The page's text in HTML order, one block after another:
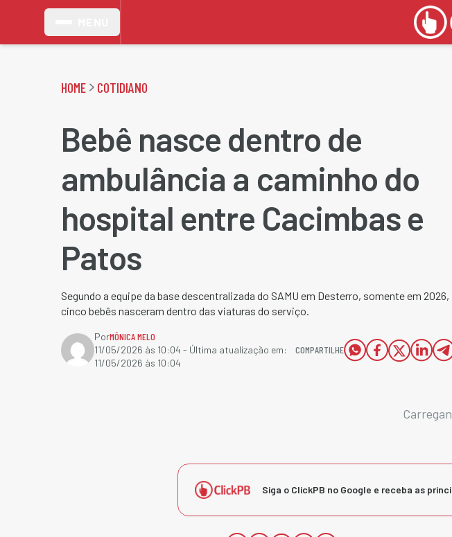
HOME COTIDIANO
Bebê nasce dentro de
ambulância a caminho do
hospital entre Cacimbas e
Patos
Segundo a equipe da base descentralizada do SAMU em Desterro, somente em 2026,
cinco bebês nasceram dentro das viaturas do serviço.
PorMÔNICA MELO
11/05/2026 às 10:04 - Última atualização em:
11/05/2026 às 10:04
COMPARTILHE
Siga o ClickPB no Google e receba as